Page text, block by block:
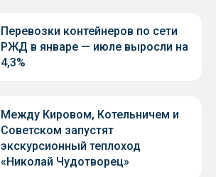
Перевозки контейнеров по сети
РЖД в январе — июле выросли на
4,3%
Между Кировом, Котельничем и
Советском запустят
экскурсионный теплоход
«Николай Чудотворец»